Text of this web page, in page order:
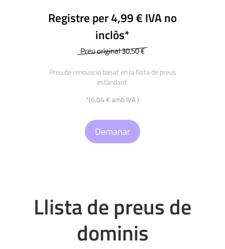
Registre per 4,99 € IVA no
inclòs*
Preu original 30,50 €
Preu de renovació basat en la llista de preus
estàndard.
*(6,04 € amb IVA )
Demanar
Llista de preus de
dominis